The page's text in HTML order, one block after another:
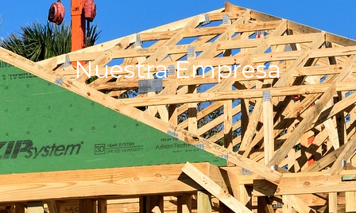
Nuestra Empresa